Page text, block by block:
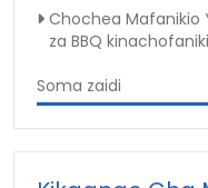
Chochea Mafanikio
za BBQ
Soma zaidi